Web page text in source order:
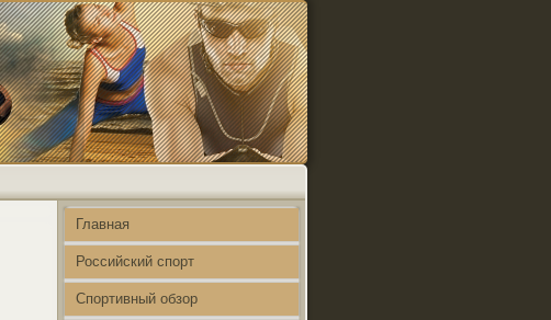
Главная
Российский спорт
Спортивный обзор